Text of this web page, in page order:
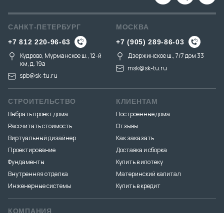
САНКТ-ПЕТЕРБУРГ
+7 812 220-96-63
Кудрово, Мурманское ш., 12-й
км, д. 19a
spb@sk-tu.ru
МОСКВА
+7 (905) 289-86-03
Дзержинское ш., 7/7 дом 33
msk@sk-tu.ru
СТРОИТЕЛЬСТВО
Выбрать проект дома
Рассчитать стоимость
Виртуальный дизайнер
Проектирование
Фундаменты
Внутренняя отделка
Инженерные системы
КЛИЕНТАМ
Построенные дома
Отзывы
Как заказать
Доставка и сборка
Купить в ипотеку
Материнский капитал
Купить в кредит
КОМПАНИЯ